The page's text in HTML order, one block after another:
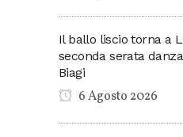
Il ballo liscio torna a
seconda serata
Biagi
6 Agosto 2026